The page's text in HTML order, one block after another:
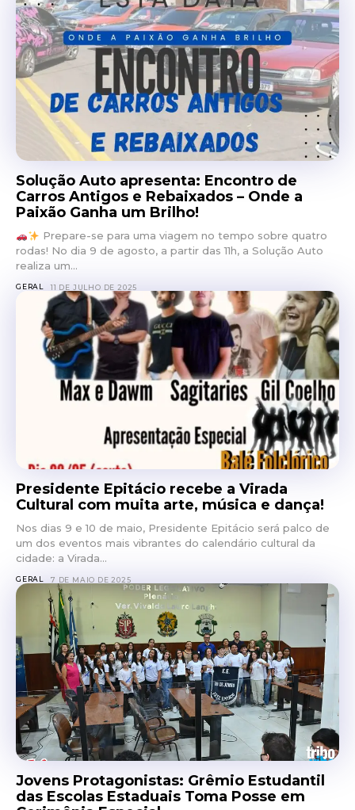
Solução Auto apresenta: Encontro de
Carros Antigos e Rebaixados – Onde a
Paixão Ganha um Brilho!
Prepare-se para uma viagem no tempo sobre quatro
rodas! No dia 9 de agosto, a partir das 11h, a Solução Auto
realiza um...
GERAL 11 DE JULHO DE 2025
Presidente Epitácio recebe a Virada
Cultural com muita arte, música e dança!
Nos dias 9 e 10 de maio, Presidente Epitácio será palco de
um dos eventos mais vibrantes do calendário cultural da
cidade: a Virada...
GERAL 7 DE MAIO DE 2025
Jovens Protagonistas: Grêmio Estudantil
das Escolas Estaduais Toma Posse em